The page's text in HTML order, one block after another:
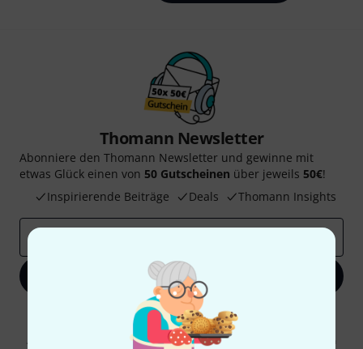
Thomann Newsletter
Abonniere den Thomann Newsletter und gewinne mit
etwas Glück einen von 50 Gutscheinen über jeweils 50€!
Inspirierende Beiträge
Deals Thomann Insights
Jetzt anmelden
Mit Klick auf „Jetzt anmelden“ stimmen Sie dem Erhalt von E-Mail-
Werbung und einer Messung des E-Mail-Nutzungsverhaltens zu. Die
Abmeldung ist jederzeit möglich. Weitere Informationen finden Sie in